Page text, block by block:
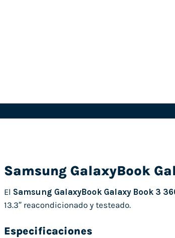
Samsung GalaxyBook
El Samsung GalaxyBook Galaxy Book 3
13.3″ reacondicionado y testeado.
Especificaciones